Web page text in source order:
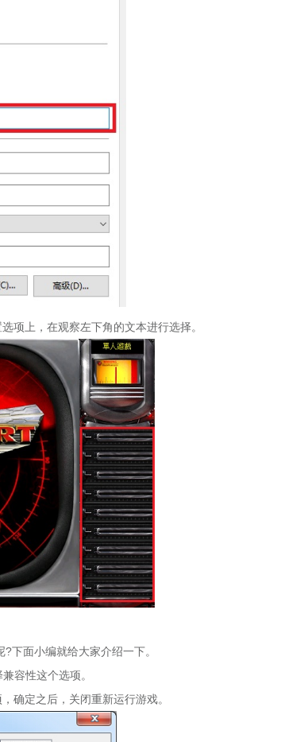
项上，在观察左下角的文本进行选择。
下面小编就给大家介绍一下。
容性这个选项。
确定之后，关闭重新运行游戏。